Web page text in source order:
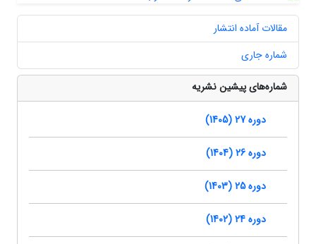
مقالات آماده انتشار
شماره جاری
شماره‌های پیشین نشریه
دوره 27 (1405)
دوره 26 (1404)
دوره 25 (1403)
دوره 24 (1402)